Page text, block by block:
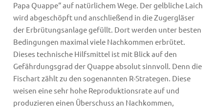
Papa Quappe“ auf natürlichem Wege. Der gelbliche Laich
wird abgeschöpft und anschließend in die Zugergläser
der Erbrütungsanlage gefüllt. Dort werden unter besten
Bedingungen maximal viele Nachkommen erbrütet.
Dieses technische Hilfsmittel ist mit Blick auf den
Gefährdungsgrad der Quappe absolut sinnvoll. Denn die
Fischart zählt zu den sogenannten R-Strategen. Diese
weisen eine sehr hohe Reproduktionsrate auf und
produzieren einen Überschuss an Nachkommen,